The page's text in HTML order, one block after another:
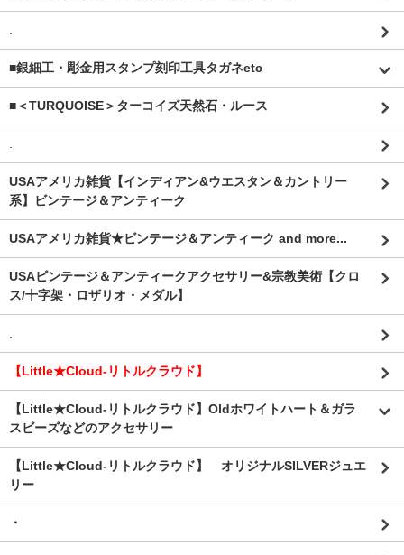
■銀細工・彫金用スタンプ刻印工具タガネetc
■＜TURQUOISE＞ターコイズ天然石・ルース
USAアメリカ雑貨【インディアン&ウエスタン＆カントリー
系】ビンテージ＆アンティーク
USAアメリカ雑貨★ビンテージ＆アンティーク and more...
USAビンテージ＆アンティークアクセサリー&宗教美術【クロ
ス/十字架・ロザリオ・メダル】
【Little★Cloud-リトルクラウド】
【Little★Cloud-リトルクラウド】Oldホワイトハート＆ガラ
スビーズなどのアクセサリー
【Little★Cloud-リトルクラウド】 オリジナルSILVERジュエ
リー
・